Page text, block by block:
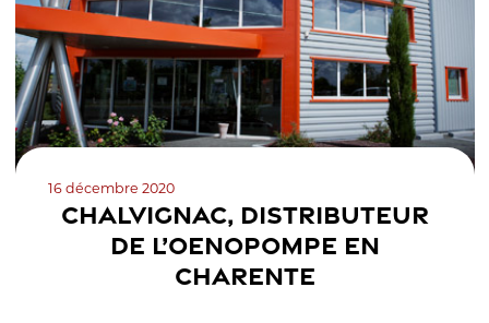
16 décembre 2020
CHALVIGNAC, DISTRIBUTEUR
DE L’OENOPOMPE EN
CHARENTE